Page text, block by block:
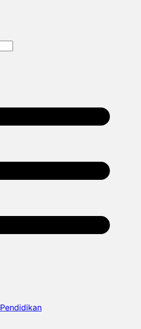
Pendidikan